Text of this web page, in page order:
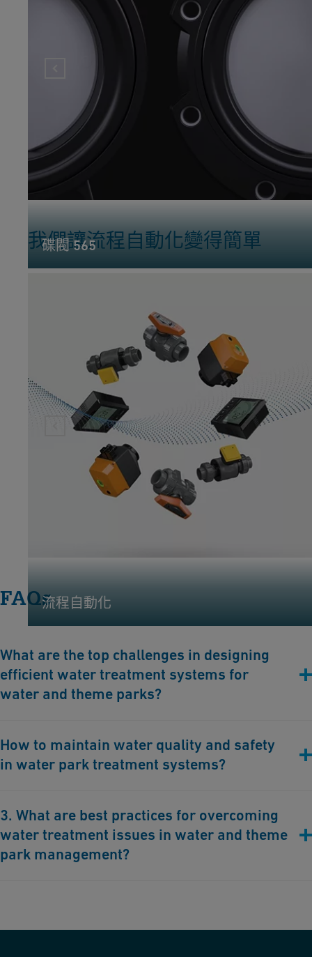
碟閥 565
我們讓流程自動化變得簡單
流程自動化
FAQs
What are the top challenges in designing
efficient water treatment systems for
water and theme parks?
理這些樂園中使用的大量水。這需要堅固且高效的過濾系統，可
以處理大量水以及高品質的流量感應器。另一個挑戰是持續暴露
理過程對環境的影響是一個重要問題，需要可持續的實踐來減少
浪費和能源消耗。透過使用塑膠管道，您的系統將更加高效，並
且隨著時間需要較少的維護。
How to maintain water quality and safety
in water park treatment systems?
潛在的污染物。這包括檢查水的 pH 值、氯含量和溫度。定期維
護過濾系統也至關重要，以確保其有效運作。
3. What are best practices for overcoming
water treatment issues in water and theme
park management?